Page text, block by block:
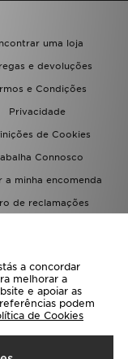
uma loja
e devoluções
e Condições
Privacidade
de Cookies
Connosco
a minha encomenda
de reclamações
a concordar
melhorar a
e apoiar as
podem
de Cookies